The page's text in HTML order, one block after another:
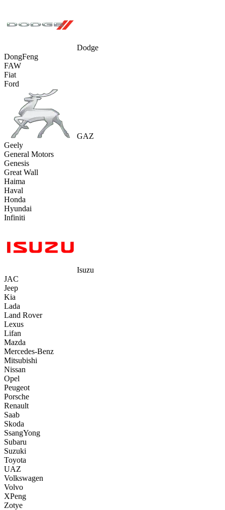
Dodge
DongFeng
FAW
Fiat
Ford
GAZ
Geely
General Motors
Genesis
Great Wall
Haima
Haval
Honda
Hyundai
Infiniti
Isuzu
JAC
Jeep
Kia
Lada
Land Rover
Lexus
Lifan
Mazda
Mercedes-Benz
Mitsubishi
Nissan
Opel
Peugeot
Porsche
Renault
Saab
Skoda
SsangYong
Subaru
Suzuki
Toyota
UAZ
Volkswagen
Volvo
XPeng
Zotye